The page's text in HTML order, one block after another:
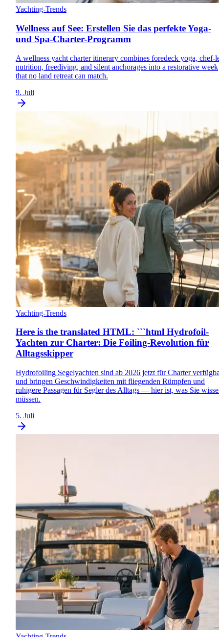
Yachting-Trends
Wellness auf See: Erstellen Sie das perfekte Yoga-
und Spa-Charter-Programm
A wellness yacht charter itinerary combines foredeck yoga, chef-
nutrition, freediving, and silent anchorages into a restorative week
that no land retreat can match.
9. Juli
Yachting-Trends
Here is the translated HTML: ```html Hydrofoil-
Yachten zur Charter: Die Foiling-Revolution für
Alltagsskipper
Hydrofoiling Segelyachten sind ab 2026 jetzt für Charter
und bringen Geschwindigkeiten mit fliegenden Rümpfen und
ruhigere Passagen für Segler des Alltags — hier ist, was Sie
müssen.
5. Juli